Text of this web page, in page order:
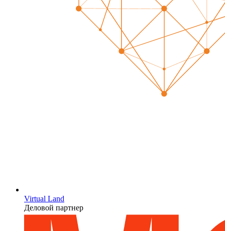
Virtual Land
Деловой партнер